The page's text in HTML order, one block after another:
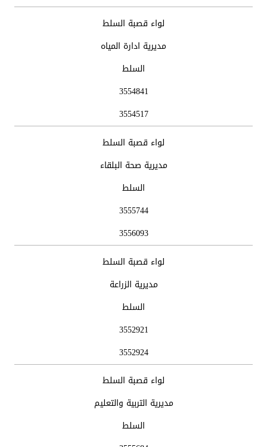
لواء قصبة السلط
مديرية ادارة المياه
السلط
3554841
3554517
لواء قصبة السلط
مديرية صحة البلقاء
السلط
3555744
3556093
لواء قصبة السلط
مديرية الزراعة
السلط
3552921
3552924
لواء قصبة السلط
مديرية التربية والتعليم
السلط